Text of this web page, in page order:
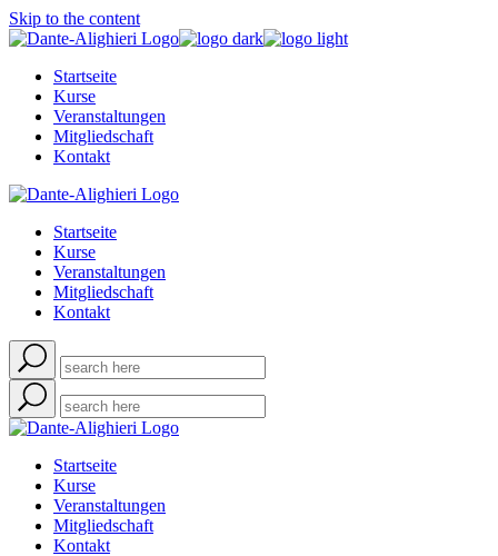
Skip to the content
Startseite
Kurse
Veranstaltungen
Mitgliedschaft
Kontakt
Startseite
Kurse
Veranstaltungen
Mitgliedschaft
Kontakt
Startseite
Kurse
Veranstaltungen
Mitgliedschaft
Kontakt